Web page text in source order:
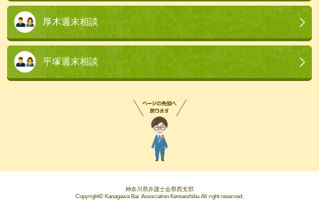
厚木週末相談
平塚週末相談
神奈川県弁護士会県西支部
Copyright© Kanagawa Bar Association Kenseishibu All right reserved.